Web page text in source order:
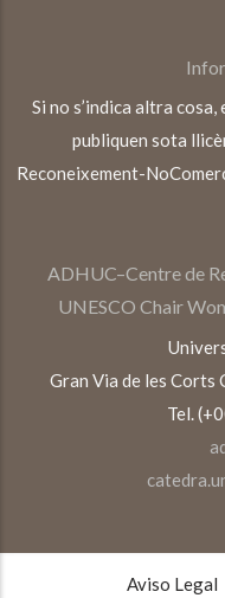
Si no s’indica altra
publiquen sota
Reconeixement-
ADHUC–Centre de
UNESCO Chair
Gran Via de les Corts
Tel.
TEXTOS
Aviso Legal